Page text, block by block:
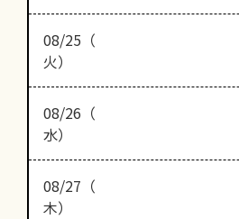
08/25（
火）
08/26（
水）
08/27（
木）